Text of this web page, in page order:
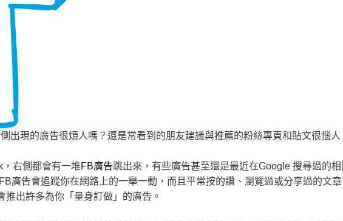
出現的廣告很煩人嗎？還是常看到的朋友建議與推薦的粉絲專頁和貼文很惱人
右側都會有一堆FB廣告跳出來，有些廣告甚至還是最近在Google 搜尋過的
廣告會追蹤你在網路上的一舉一動，而且平常按的讚、瀏覽過或分享過的文
推出許多為你「量身訂做」的廣告。